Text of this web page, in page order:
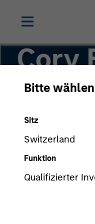
Bitte
Sitz
Switzerland
Funktion
Qualifizierter
Cory
Executive Director